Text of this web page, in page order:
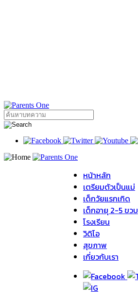
หน้าหลัก
เตรียมตัวเป็นแม่
เด็กวัยแรกเกิด
เด็กอายุ 2-5 ขวบ
โรงเรียน
วิดิโอ
สุขภาพ
เกี่ยวกับเรา